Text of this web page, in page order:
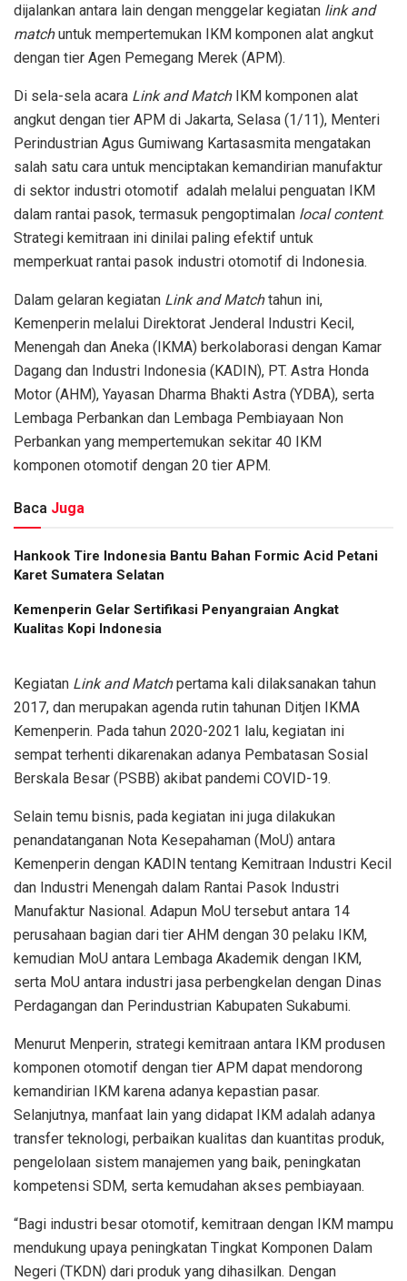
dijalankan antara lain dengan menggelar kegiatan link and
matchuntuk mempertemukan IKM komponen alat angkut
dengan tier Agen Pemegang Merek (APM).
Di sela-sela acara Link and Match IKM komponen alat
angkut dengan tier APM di Jakarta, Selasa (1/11), Menteri
Perindustrian Agus Gumiwang Kartasasmita mengatakan
salah satu cara untuk menciptakan kemandirian manufaktur
di sektor industri otomotif adalah melalui penguatan IKM
dalam rantai pasok, termasuk pengoptimalan local content.
Strategi kemitraan ini dinilai paling efektif untuk
memperkuat rantai pasok industri otomotif di Indonesia.
Dalam gelaran kegiatan Link and Matchtahun ini,
Kemenperin melalui Direktorat Jenderal Industri Kecil,
Menengah dan Aneka (IKMA) berkolaborasi dengan Kamar
Dagang dan Industri Indonesia (KADIN), PT. Astra Honda
Motor (AHM), Yayasan Dharma Bhakti Astra (YDBA), serta
Lembaga Perbankan dan Lembaga Pembiayaan Non
Perbankan yang mempertemukan sekitar 40 IKM
komponen otomotif dengan 20 tier APM.
Baca Juga
Hankook Tire Indonesia Bantu Bahan Formic Acid Petani
Karet Sumatera Selatan
Kemenperin Gelar Sertifikasi Penyangraian Angkat
Kualitas Kopi Indonesia
Kegiatan Link and Matchpertama kali dilaksanakan tahun
2017, dan merupakan agenda rutin tahunan Ditjen IKMA
Kemenperin. Pada tahun 2020-2021 lalu, kegiatan ini
sempat terhenti dikarenakan adanya Pembatasan Sosial
Berskala Besar (PSBB) akibat pandemi COVID-19.
Selain temu bisnis, pada kegiatan ini juga dilakukan
penandatanganan Nota Kesepahaman (MoU) antara
Kemenperin dengan KADIN tentang Kemitraan Industri Kecil
dan Industri Menengah dalam Rantai Pasok Industri
Manufaktur Nasional. Adapun MoU tersebut antara 14
perusahaan bagian dari tier AHM dengan 30 pelaku IKM,
kemudian MoU antara Lembaga Akademik dengan IKM,
serta MoU antara industri jasa perbengkelan dengan Dinas
Perdagangan dan Perindustrian Kabupaten Sukabumi.
Menurut Menperin, strategi kemitraan antara IKM produsen
komponen otomotif dengan tier APM dapat mendorong
kemandirian IKM karena adanya kepastian pasar.
Selanjutnya, manfaat lain yang didapat IKM adalah adanya
transfer teknologi, perbaikan kualitas dan kuantitas produk,
pengelolaan sistem manajemen yang baik, peningkatan
kompetensi SDM, serta kemudahan akses pembiayaan.
“Bagi industri besar otomotif, kemitraan dengan IKM mampu
mendukung upaya peningkatan Tingkat Komponen Dalam
Negeri (TKDN) dari produk yang dihasilkan. Dengan